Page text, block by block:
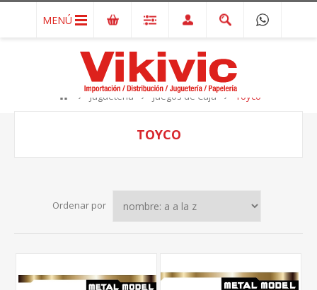
MENÚ
Juguetería Juegos de Caja Toyco
TOYCO
Ordenar por